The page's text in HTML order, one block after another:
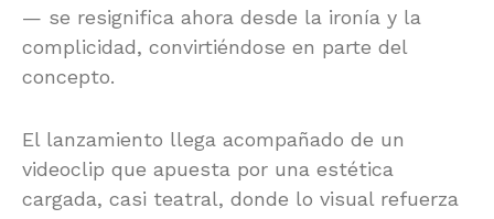
— se resignifica ahora desde la ironía y la
complicidad, convirtiéndose en parte del
concepto.
El lanzamiento llega acompañado de un
videoclip que apuesta por una estética
cargada, casi teatral, donde lo visual refuerza